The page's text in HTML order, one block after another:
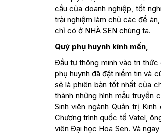
cầu của doanh nghiệp, tốt
trải nghiệm làm chủ các đề
chỉ có ở NHÀ SEN chúng ta.
Quý phụ huynh kính mến,
Đầu tư thông minh vào tri thức
phụ huynh đã đặt niềm tin và
sẽ là phiên bản tốt nhất của
thành những hình mẫu truyền
Sinh viên ngành Quản trị
Chương trình quốc tế Vatel,
viên Đại học Hoa Sen. Và